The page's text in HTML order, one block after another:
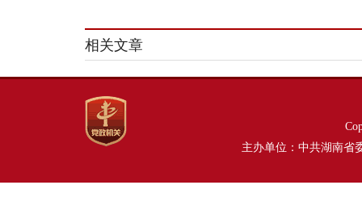
相关文章
主办单位：中共湖南省